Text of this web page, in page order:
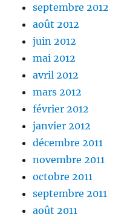
septembre 2012
août 2012
juin 2012
mai 2012
avril 2012
mars 2012
février 2012
janvier 2012
décembre 2011
novembre 2011
octobre 2011
septembre 2011
août 2011